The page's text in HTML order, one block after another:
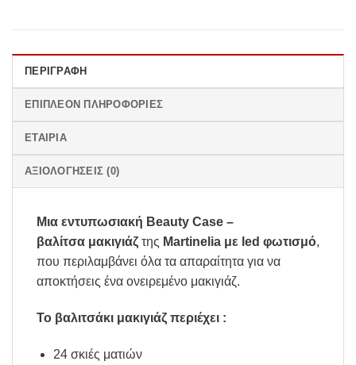
ΠΕΡΙΓΡΑΦΉ
ΕΠΙΠΛΈΟΝ ΠΛΗΡΟΦΟΡΊΕΣ
ΕΤΑΙΡΊΑ
ΑΞΙΟΛΟΓΉΣΕΙΣ (0)
Μια εντυπωσιακή Beauty Case –
βαλίτσα μακιγιάζ της Martinelia με led φωτισμό,
που περιλαμβάνει όλα τα απαραίτητα για να
αποκτήσεις ένα ονειρεμένο μακιγιάζ.
Το βαλιτσάκι μακιγιάζ περιέχει :
24 σκιές ματιών